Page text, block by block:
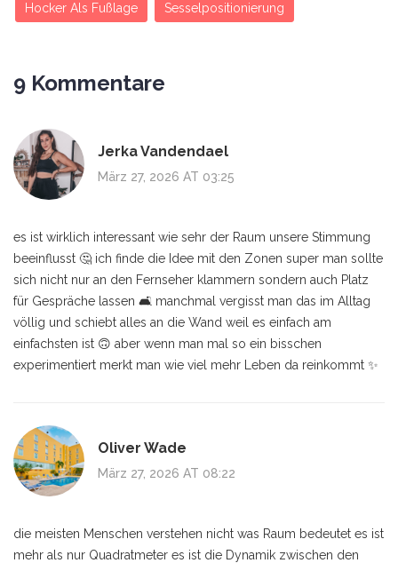
Hocker Als Fußlage Sesselpositionierung
9 Kommentare
Jerka Vandendael
März 27, 2026 AT 03:25
es ist wirklich interessant wie sehr der Raum unsere Stimmung
beeinflusst 🤔 ich finde die Idee mit den Zonen super man sollte
sich nicht nur an den Fernseher klammern sondern auch Platz
für Gespräche lassen 🛋️ manchmal vergisst man das im Alltag
völlig und schiebt alles an die Wand weil es einfach am
einfachsten ist 🙃 aber wenn man mal so ein bisschen
experimentiert merkt man wie viel mehr Leben da reinkommt ✨
Oliver Wade
März 27, 2026 AT 08:22
die meisten Menschen verstehen nicht was Raum bedeutet es ist
mehr als nur Quadratmeter es ist die Dynamik zwischen den